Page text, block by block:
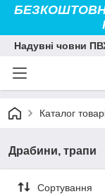
Надувні човни
Каталог
Драбини, трапи
Сортування